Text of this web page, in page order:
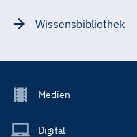
Wissensbibliothek
Footer
Main
Medien
Digital